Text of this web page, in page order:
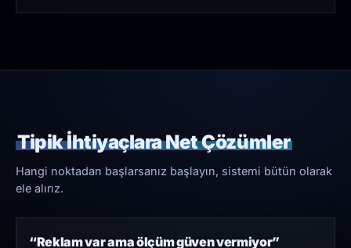
Tipik İhtiyaçlara Net Çözümler
Hangi noktadan başlarsanız başlayın, sistemi bütün olarak
ele alırız.
“Reklam var ama ölçüm güven vermiyor”